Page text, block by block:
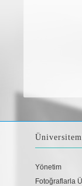
Yönetim
Fotoğraflarla